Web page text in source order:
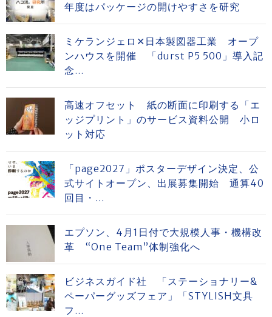
年度はパッケージの開けやすさを研究
ミケランジェロ✕日本製図器工業 オープ
ンハウスを開催 「durst P5 500」導入記
念...
高速オフセット 紙の断面に印刷する「エ
ッジプリント」のサービス資料公開 小ロ
ット対応
「page2027」ポスターデザイン決定、公
式サイトオープン、出展募集開始 通算40
回目・...
エプソン、4月1日付で大規模人事・機構改
革 “One Team”体制強化へ
ビジネスガイド社 「ステーショナリー&
ペーパーグッズフェア」「STYLISH文具
フ...